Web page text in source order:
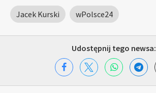
Jacek Kurski wPolsce24
Udostępnij tego newsa: